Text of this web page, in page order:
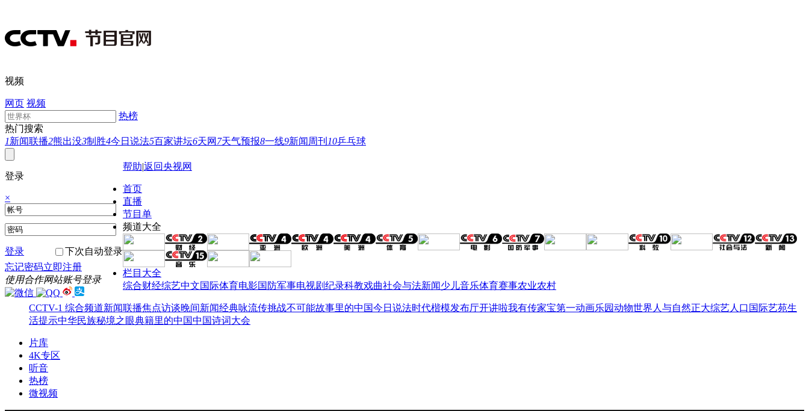
视频
网页 视频
热榜
热门搜索
1新闻联播2熊出没3制胜4今日说法5百家讲坛6天网 7天气预报8一线9新闻周刊 10乒乓球
登录
×
登录
下次自动登录
忘记密码立即注册
使用合作网站账号登录
帮助|返回央视网
首页
直播
节目单
频道大全
栏目大全
综合财经综艺中文国际体育电影国防军事电视剧纪录科教戏曲社会与法新闻少儿音乐体育赛事农业农村
CCTV-1 综合频道新闻联播焦点访谈晚间新闻经典咏流传挑战不可能故事里的中国今日说法时代楷模发布厅开讲啦我有传家宝第一动画乐园动物世界 人与自然正大综艺人口 国际艺苑生
活提示中华民族秘境之眼典籍里的中国中国诗词大会
片库
4K专区
听音
热榜
微视频